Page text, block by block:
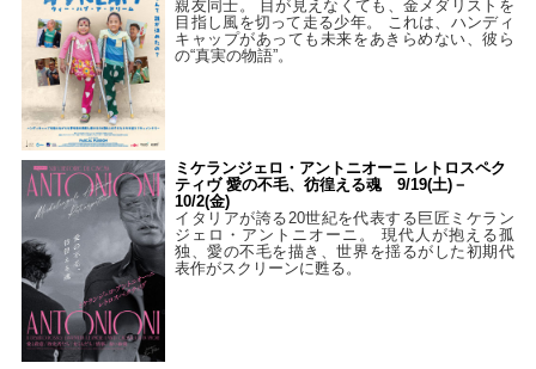
親友同士。 目が見えなくても、金メダリストを
目指し風を切って走る少年。 これは、ハンディ
キャップがあっても未来をあきらめない、彼ら
の“真実の物語”。
ミケランジェロ・アントニオーニ レトロスペク
ティヴ 愛の不毛、彷徨える魂 9/19(土)－
10/2(金)
イタリアが誇る20世紀を代表する巨匠ミケラン
ジェロ・アントニオーニ。 現代人が抱える孤
独、愛の不毛を描き、世界を揺るがした初期代
表作がスクリーンに甦る。